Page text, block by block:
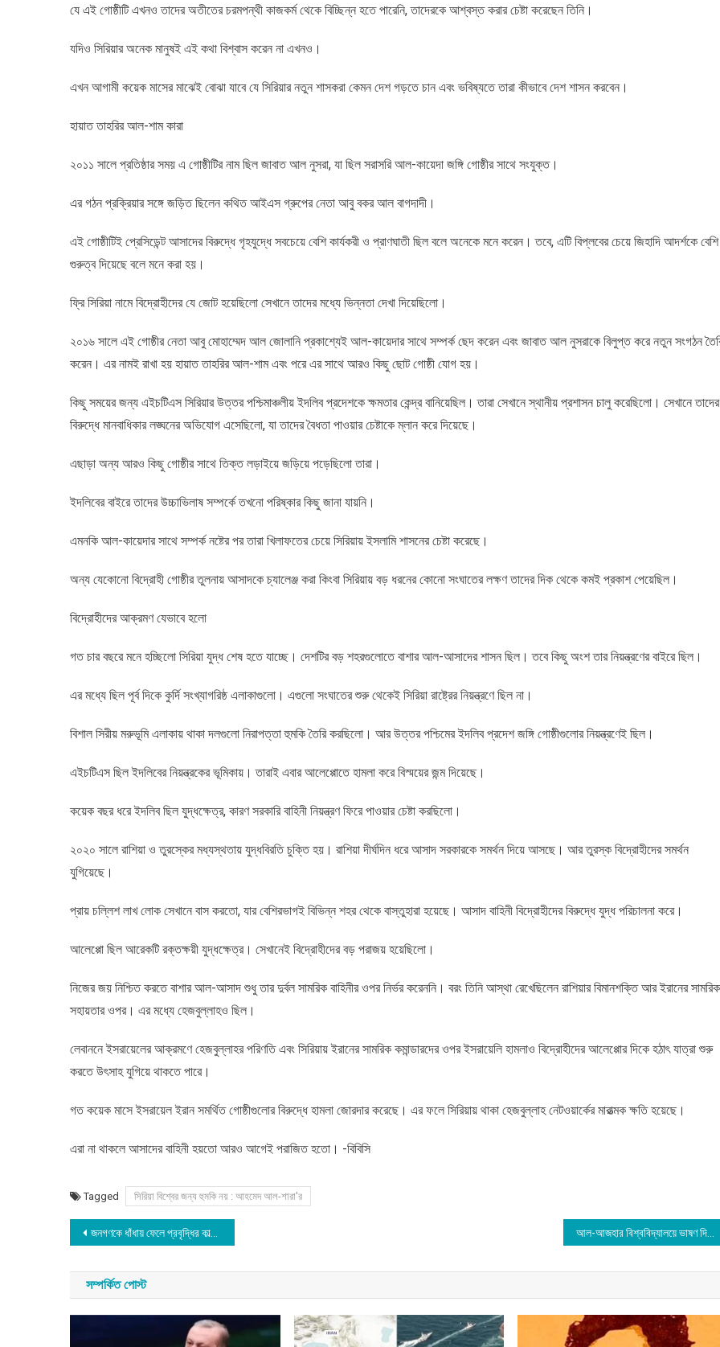
যে এই গোষ্ঠীটি এখনও তাদের অতীতের চরমপন্থী কাজকর্ম থেকে বিচ্ছিন্ন হতে পারেনি, তাদেরকে আশ্বস্ত করার চেষ্টা করেছেন তিনি।
যদিও সিরিয়ার অনেক মানুষই এই কথা বিশ্বাস করেন না এখনও।
এখন আগামী কয়েক মাসের মাঝেই বোঝা যাবে যে সিরিয়ার নতুন শাসকরা কেমন দেশ গড়তে চান এবং ভবিষ্যতে তারা কীভাবে দেশ শাসন করবেন।
হায়াত তাহরির আল-শাম কারা
২০১১ সালে প্রতিষ্ঠার সময় এ গোষ্ঠীটির নাম ছিল জাবাত আল নুসরা, যা ছিল সরাসরি আল-কায়েদা জঙ্গি গোষ্ঠীর সাথে সংযুক্ত।
এর গঠন প্রক্রিয়ার সঙ্গে জড়িত ছিলেন কথিত আইএস গ্রুপের নেতা আবু বকর আল বাগদাদী।
এই গোষ্ঠীটিই প্রেসিডেন্ট আসাদের বিরুদ্ধে গৃহযুদ্ধে সবচেয়ে বেশি কার্যকরী ও প্রাণঘাতী ছিল বলে অনেকে মনে করেন। তবে, এটি বিপ্লবের চেয়ে জিহাদি আদর্শকে বেশি
গুরুত্ব দিয়েছে বলে মনে করা হয়।
ফ্রি সিরিয়া নামে বিদ্রোহীদের যে জোট হয়েছিলো সেখানে তাদের মধ্যে ভিন্নতা দেখা দিয়েছিলো।
২০১৬ সালে এই গোষ্ঠীর নেতা আবু মোহাম্মেদ আল জোলানি প্রকাশ্যেই আল-কায়েদার সাথে সম্পর্ক ছেদ করেন এবং জাবাত আল নুসরাকে বিলুপ্ত করে নতুন সংগঠন
করেন। এর নামই রাখা হয় হায়াত তাহরির আল-শাম এবং পরে এর সাথে আরও কিছু ছোট গোষ্ঠী যোগ হয়।
কিছু সময়ের জন্য এইচটিএস সিরিয়ার উত্তর পশ্চিমাঞ্চলীয় ইদলিব প্রদেশকে ক্ষমতার কেন্দ্র বানিয়েছিল। তারা সেখানে স্থানীয় প্রশাসন চালু করেছিলো। সেখানে তাদের
বিরুদ্ধে মানবাধিকার লঙ্ঘনের অভিযোগ এসেছিলো, যা তাদের বৈধতা পাওয়ার চেষ্টাকে ম্লান করে দিয়েছে।
এছাড়া অন্য আরও কিছু গোষ্ঠীর সাথে তিক্ত লড়াইয়ে জড়িয়ে পড়েছিলো তারা।
ইদলিবের বাইরে তাদের উচ্চাভিলাষ সম্পর্কে তখনো পরিষ্কার কিছু জানা যায়নি।
এমনকি আল-কায়েদার সাথে সম্পর্ক নষ্টের পর তারা খিলাফতের চেয়ে সিরিয়ায় ইসলামি শাসনের চেষ্টা করেছে।
অন্য যেকোনো বিদ্রোহী গোষ্ঠীর তুলনায় আসাদকে চ্যালেঞ্জ করা কিংবা সিরিয়ায় বড় ধরনের কোনো সংঘাতের লক্ষণ তাদের দিক থেকে কমই প্রকাশ পেয়েছিল।
বিদ্রোহীদের আক্রমণ যেভাবে হলো
গত চার বছরে মনে হচ্ছিলো সিরিয়া যুদ্ধ শেষ হতে যাচ্ছে। দেশটির বড় শহরগুলোতে বাশার আল-আসাদের শাসন ছিল। তবে কিছু অংশ তার নিয়ন্ত্রণের বাইরে ছিল।
এর মধ্যে ছিল পূর্ব দিকে কুর্দি সংখ্যাগরিষ্ঠ এলাকাগুলো। এগুলো সংঘাতের শুরু থেকেই সিরিয়া রাষ্ট্রের নিয়ন্ত্রণে ছিল না।
বিশাল সিরীয় মরুভূমি এলাকায় থাকা দলগুলো নিরাপত্তা হুমকি তৈরি করছিলো। আর উত্তর পশ্চিমের ইদলিব প্রদেশ জঙ্গি গোষ্ঠীগুলোর নিয়ন্ত্রণেই ছিল।
এইচটিএস ছিল ইদলিবের নিয়ন্ত্রকের ভূমিকায়। তারাই এবার আলেপ্পোতে হামলা করে বিস্ময়ের জন্ম দিয়েছে।
কয়েক বছর ধরে ইদলিব ছিল যুদ্ধক্ষেত্র, কারণ সরকারি বাহিনী নিয়ন্ত্রণ ফিরে পাওয়ার চেষ্টা করছিলো।
২০২০ সালে রাশিয়া ও তুরস্কের মধ্যস্থতায় যুদ্ধবিরতি চুক্তি হয়। রাশিয়া দীর্ঘদিন ধরে আসাদ সরকারকে সমর্থন দিয়ে আসছে। আর তুরস্ক বিদ্রোহীদের সমর্থন
যুগিয়েছে।
প্রায় চল্লিশ লাখ লোক সেখানে বাস করতো, যার বেশিরভাগই বিভিন্ন শহর থেকে বাস্তুহারা হয়েছে। আসাদ বাহিনী বিদ্রোহীদের বিরুদ্ধে যুদ্ধ পরিচালনা করে।
আলেপ্পো ছিল আরেকটি রক্তক্ষয়ী যুদ্ধক্ষেত্র। সেখানেই বিদ্রোহীদের বড় পরাজয় হয়েছিলো।
নিজের জয় নিশ্চিত করতে বাশার আল-আসাদ শুধু তার দুর্বল সামরিক বাহিনীর ওপর নির্ভর করেননি। বরং তিনি আস্থা রেখেছিলেন রাশিয়ার বিমানশক্তি আর ইরানের সামরিক
সহায়তার ওপর। এর মধ্যে হেজবুল্লাহও ছিল।
লেবাননে ইসরায়েলের আক্রমণে হেজবুল্লাহর পরিণতি এবং সিরিয়ায় ইরানের সামরিক কমান্ডারদের ওপর ইসরায়েলি হামলাও বিদ্রোহীদের আলেপ্পোর দিকে হঠাৎ যাত্রা শুরু
করতে উৎসাহ যুগিয়ে থাকতে পারে।
গত কয়েক মাসে ইসরায়েল ইরান সমর্থিত গোষ্ঠীগুলোর বিরুদ্ধে হামলা জোরদার করেছে। এর ফলে সিরিয়ায় থাকা হেজবুল্লাহ নেটওয়ার্কের মারাত্মক ক্ষতি হয়েছে।
এরা না থাকলে আসাদের বাহিনী হয়তো আরও আগেই পরাজিত হতো। -বিবিসি
Tagged সিরিয়া বিশ্বের জন্য হুমকি নয় : আহমেদ আল-শারা'র
Post
navigation
জনগণকে ধাঁধায় ফেলে প্রবৃদ্ধির কাল্পনিক গল্প শোনানো হয়: শ্বেতপত্র প্রণয়ন কমিটি
সম্পর্কিত পোস্ট